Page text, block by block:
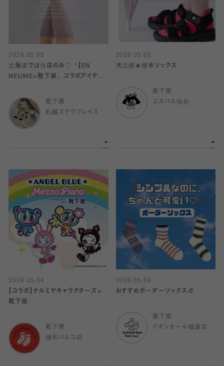
2026.05.05
北海道では当店のみ♡『【EN
NEUME×靴下屋』コラボアイテム
靴下屋
札幌ステラプレイス
2026.05.05
大活躍★撥水ソックス
靴下屋
エスパル仙台
2026.05.04
【コラボ】ナルミヤキャラクターズ×
靴下屋
靴下屋
浦和パルコ店
2026.05.04
おすすめボーダーソックス👒
靴下屋
イオンモール橿原店